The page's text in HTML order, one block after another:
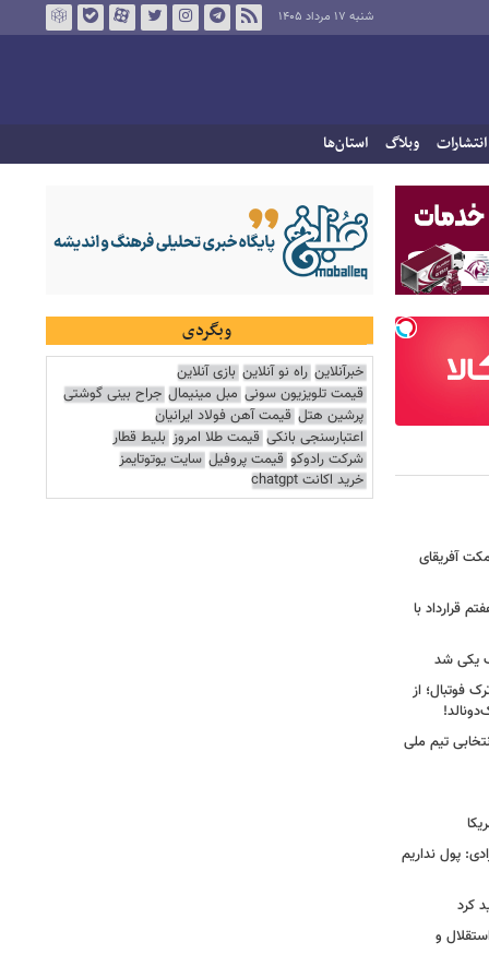
شنبه ۱۷ مرداد ۱۴۰۵
انتشارات وبلاگ استان‌ها
آفریقای
قرارداد با
یکی شد
فوتبال؛ از
تیم ملی
پول نداریم
کرد
و
وبگردی
خبرآنلاین راه نو آنلاین بازی آنلاین
قیمت تلویزیون سونی مبل مینیمال جراح بینی گوشتی
پرشین هتل قیمت آهن فولاد ایرانیان
اعتبارسنجی بانکی قیمت طلا امروز بلیط قطار
شرکت رادوکو قیمت پروفیل سایت یوتوتایمز
خرید اکانت chatgpt